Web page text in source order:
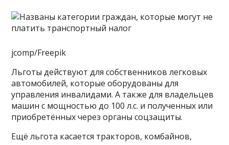
jcomp/Freepik
Льготы действуют для собственников легковых
автомобилей, которые оборудованы для
управления инвалидами. А также для владельцев
машин с мощностью до 100 л.с. и полученных или
приобретённых через органы соцзащиты.
Ещё льгота касается тракторов, комбайнов,